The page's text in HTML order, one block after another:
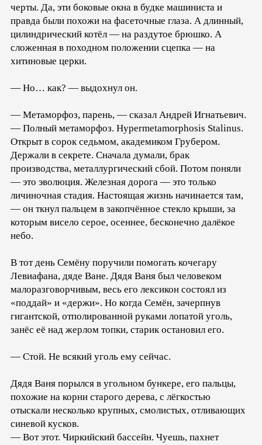
черты. Да, эти боковые окна в будке машиниста и
правда были похожи на фасеточные глаза. А длинный,
цилиндрический котёл — на раздутое брюшко. А
сложенная в походном положении сцепка — на
хитиновые церки.
— Но… как? — выдохнул он.
— Метаморфоз, парень, — сказал Андрей Игнатьевич.
— Полный метаморфоз. Hypermetamorphosis Stalinus.
Открыт в сорок седьмом, академиком Грубером.
Держали в секрете. Сначала думали, брак
производства, металлургический сбой. Потом поняли
— это эволюция. Железная дорога — это только
личиночная стадия. Настоящая жизнь начинается там,
— он ткнул пальцем в закопчённое стекло крыши, за
которым висело серое, осеннее, бесконечно далёкое
небо.
В тот день Семёну поручили помогать кочегару
Левиафана, дяде Ване. Дядя Ваня был человеком
малоразговорчивым, весь его лексикон состоял из
«поддай» и «держи». Но когда Семён, зачерпнув
гигантской, отполированной руками лопатой уголь,
занёс её над жерлом топки, старик остановил его.
— Стой. Не всякий уголь ему сейчас.
Дядя Ваня порылся в угольном бункере, его пальцы,
похожие на корни старого дерева, с лёгкостью
отыскали несколько крупных, смолистых, отливающих
синевой кусков.
— Вот этот. Чиркийский бассейн. Чуешь, пахнет